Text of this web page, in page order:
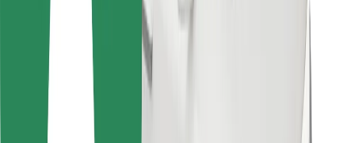
Varnost
Do vožnje v nekaj minutah!
Prenesi aplikacijo Bolt
Najdi svojo najljubšo hrano!